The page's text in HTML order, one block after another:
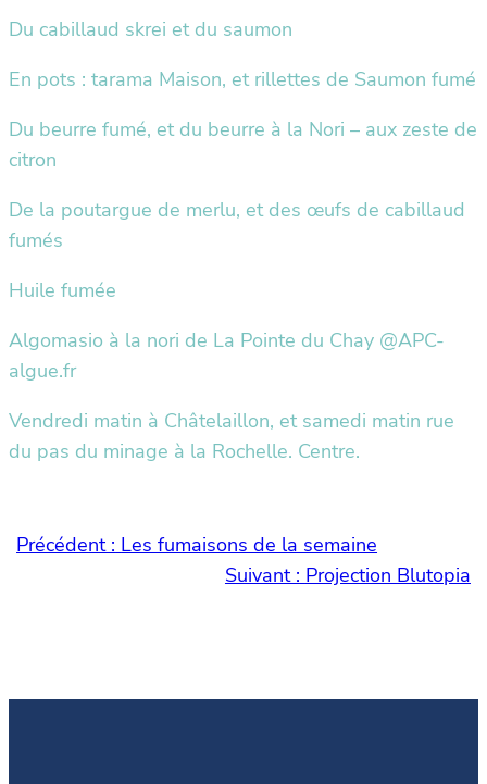
Du cabillaud skrei et du saumon
En pots : tarama Maison, et rillettes de Saumon fumé
Du beurre fumé, et du beurre à la Nori – aux zeste de
citron
De la poutargue de merlu, et des œufs de cabillaud
fumés
Huile fumée
Algomasio à la nori de La Pointe du Chay @APC-
algue.fr
Vendredi matin à Châtelaillon, et samedi matin rue
du pas du minage à la Rochelle. Centre.
Précédent : Les fumaisons de la semaine
Suivant : Projection Blutopia